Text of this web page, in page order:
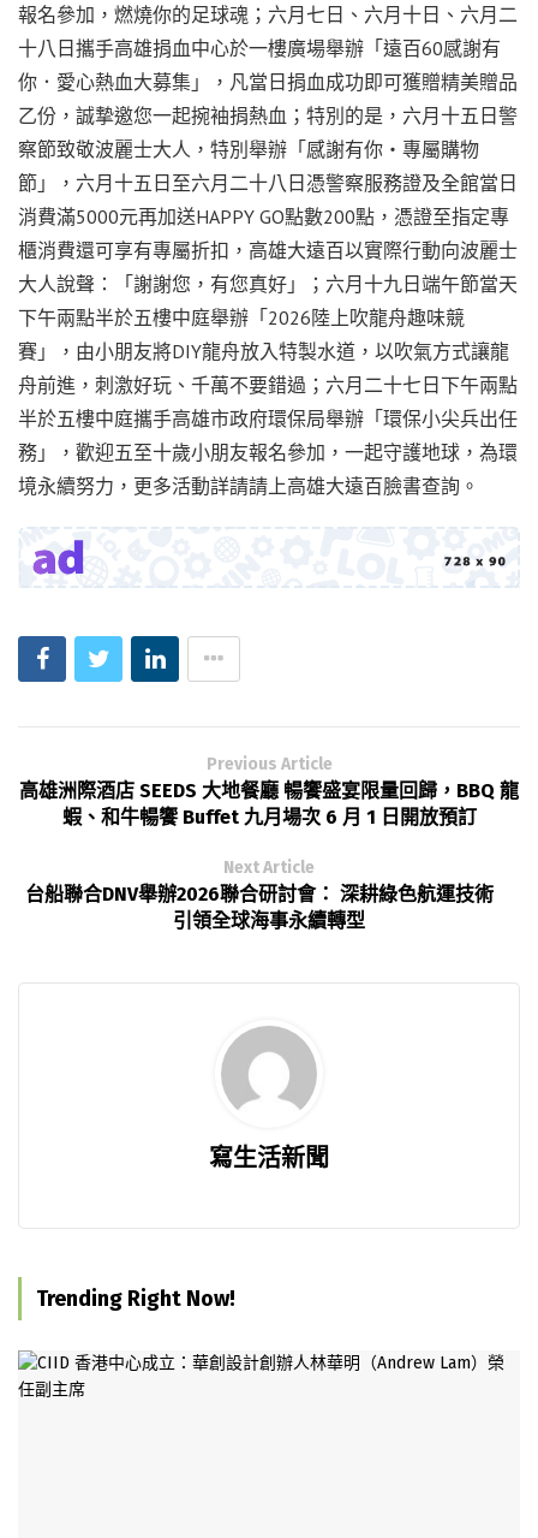
報名參加，燃燒你的足球魂；六月七日、六月十日、六月二
十八日攜手高雄捐血中心於一樓廣場舉辦「遠百60感謝有
你．愛心熱血大募集」，凡當日捐血成功即可獲贈精美贈品
乙份，誠摯邀您一起捥袖捐熱血；特別的是，六月十五日警
察節致敬波麗士大人，特別舉辦「感謝有你‧專屬購物
節」，六月十五日至六月二十八日憑警察服務證及全館當日
消費滿5000元再加送HAPPY GO點數200點，憑證至指定專
櫃消費還可享有專屬折扣，高雄大遠百以實際行動向波麗士
大人說聲：「謝謝您，有您真好」；六月十九日端午節當天
下午兩點半於五樓中庭舉辦「2026陸上吹龍舟趣味競
賽」，由小朋友將DIY龍舟放入特製水道，以吹氣方式讓龍
舟前進，刺激好玩、千萬不要錯過；六月二十七日下午兩點
半於五樓中庭攜手高雄市政府環保局舉辦「環保小尖兵出任
務」，歡迎五至十歲小朋友報名參加，一起守護地球，為環
境永續努力，更多活動詳請請上高雄大遠百臉書查詢。
Previous Article
高雄洲際酒店 SEEDS 大地餐廳 暢饗盛宴限量回歸，BBQ 龍
蝦、和牛暢饗 Buffet 九月場次 6 月 1 日開放預訂
Next Article
台船聯合DNV舉辦2026聯合研討會： 深耕綠色航運技術
引領全球海事永續轉型
寫生活新聞
Trending Right Now!